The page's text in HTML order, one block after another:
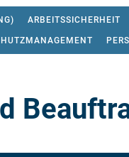
ARBEITSSICHERHEIT